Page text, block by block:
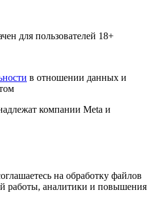
для пользователей 18+
в отношении данных и
компании Metа и
на обработку файлов
работы, аналитики и повышения